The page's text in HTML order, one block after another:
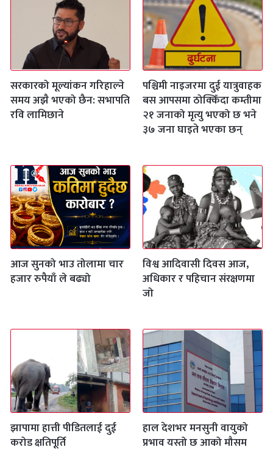
सरकारको मूल्यांकन गरिहाल्ने
समय अझै भएको छैन: सभापति
रवि लामिछाने
पश्चिमी नाइजरमा दुई यात्रुवाहक
बस आपसमा ठोक्किँदा कम्तीमा
२१ जनाको मृत्यु भएको छ भने
३७ जना घाइते भएका छन्
आज सुनको भाउ तोलामा चार
हजार रुपैयाँ ले बढ्यो
विश्व आदिवासी दिवस आज,
अधिकार र पहिचान संरक्षणमा
जो
झापामा हात्ती पीडितलाई दुई
करोड क्षतिपूर्ति
हाल देशभर मनसुनी वायुको
प्रभाव यस्तो छ आको मौसम